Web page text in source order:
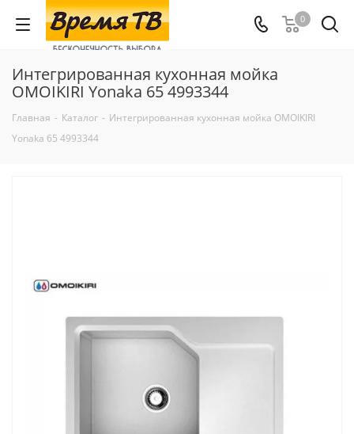
0
Интегрированная кухонная мойка
OMOIKIRI Yonaka 65 4993344
Главная - Каталог - Интегрированная кухонная мойка OMOIKIRI
Yonaka 65 4993344